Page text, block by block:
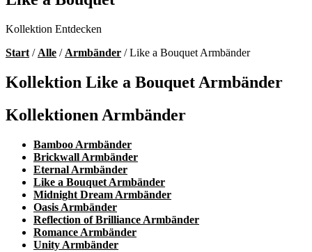
Kollektion Entdecken
Start / Alle / Armbänder / Like a Bouquet Armbänder
Kollektion Like a Bouquet Armbänder
Kollektionen Armbänder
Bamboo Armbänder
Brickwall Armbänder
Eternal Armbänder
Like a Bouquet Armbänder
Midnight Dream Armbänder
Oasis Armbänder
Reflection of Brilliance Armbänder
Romance Armbänder
Unity Armbänder